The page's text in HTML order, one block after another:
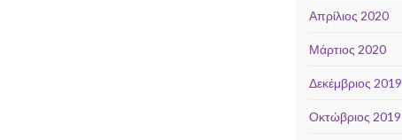
Απρίλιος 2020
Μάρτιος 2020
Δεκέμβριος 2019
Οκτώβριος 2019